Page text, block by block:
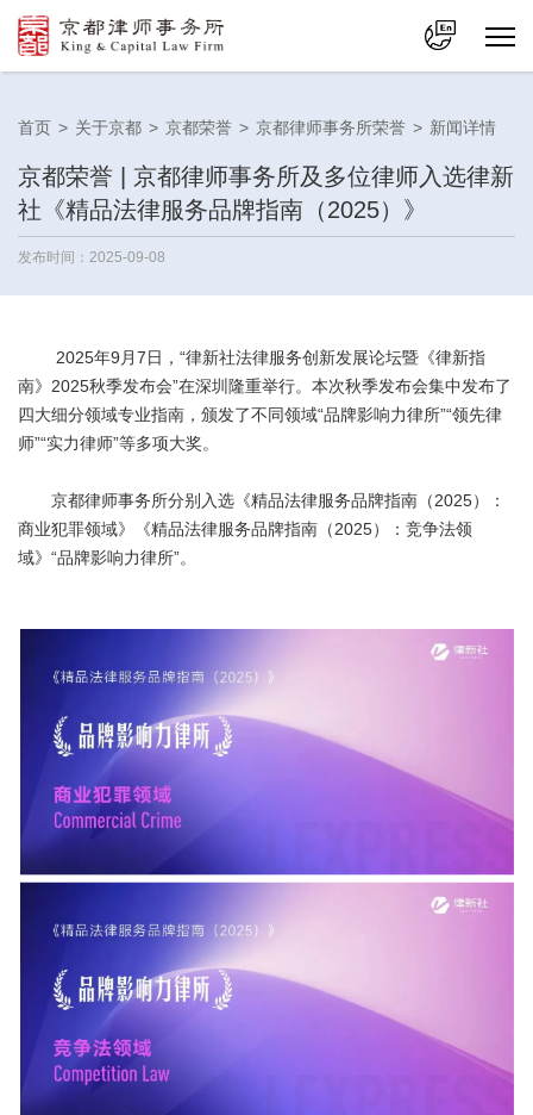
首页 > 关于京都 > 京都荣誉 > 京都律师事务所荣誉 > 新闻详情
京都荣誉 | 京都律师事务所及多位律师入选律新
社《精品法律服务品牌指南（2025）》
发布时间：2025-09-08
2025年9月7日，“律新社法律服务创新发展论坛暨《律新指
南》2025秋季发布会”在深圳隆重举行。本次秋季发布会集中发布了
四大细分领域专业指南，颁发了不同领域“品牌影响力律所”“领先律
师”“实力律师”等多项大奖。
京都律师事务所分别入选《精品法律服务品牌指南（2025）：
商业犯罪领域》《精品法律服务品牌指南（2025）：竞争法领
域》“品牌影响力律所”。